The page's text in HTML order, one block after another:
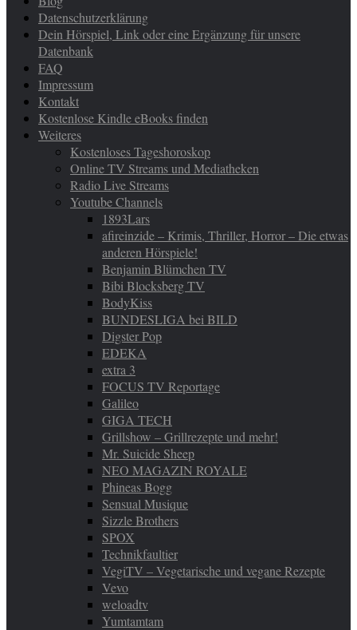
Datenschutzerklärung
Dein Hörspiel, Link oder eine Ergänzung für unsere
Datenbank
FAQ
Impressum
Kontakt
Kostenlose Kindle eBooks finden
Weiteres
Kostenloses Tageshoroskop
Online TV Streams und Mediatheken
Radio Live Streams
Youtube Channels
1893Lars
afireinzide – Krimis, Thriller, Horror – Die etwas
anderen Hörspiele!
Benjamin Blümchen TV
Bibi Blocksberg TV
BodyKiss
BUNDESLIGA bei BILD
Digster Pop
EDEKA
extra 3
FOCUS TV Reportage
Galileo
GIGA TECH
Grillshow – Grillrezepte und mehr!
Mr. Suicide Sheep
NEO MAGAZIN ROYALE
Phineas Bogg
Sensual Musique
Sizzle Brothers
SPOX
Technikfaultier
VegiTV – Vegetarische und vegane Rezepte
Vevo
weloadtv
Yumtamtam